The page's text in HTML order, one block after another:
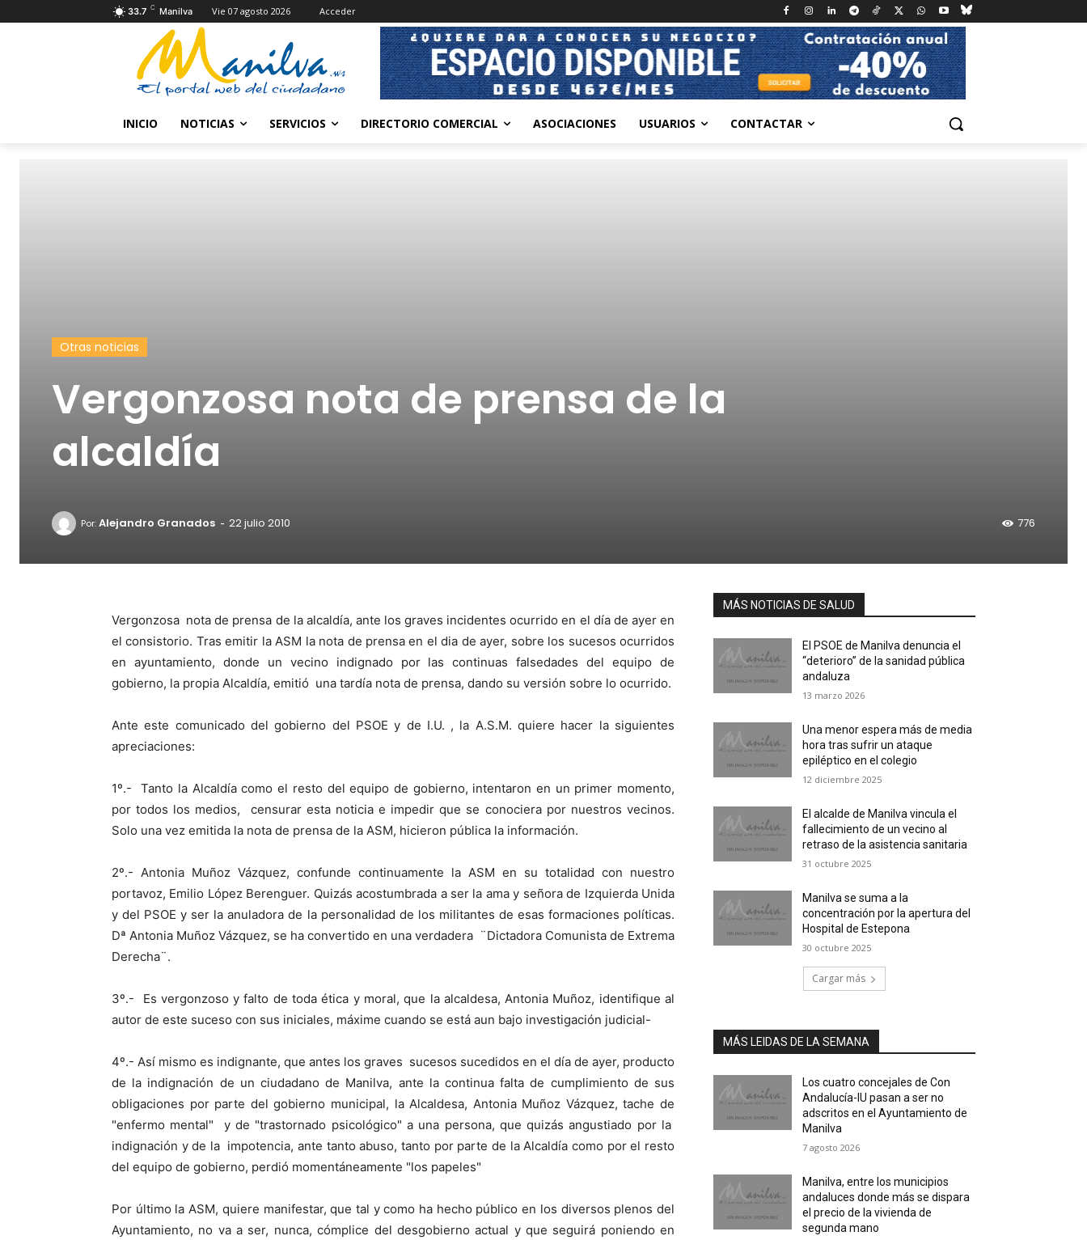
33.7 C Manilva Vie 07 agosto 2026 Acceder
INICIO NOTICIAS SERVICIOS DIRECTORIO COMERCIAL ASOCIACIONES USUARIOS CONTACTAR
Otras noticias
Vergonzosa nota de prensa de la
alcaldía
Por:Alejandro Granados - 22 julio 2010 776
Vergonzosa nota de prensa de la alcaldía, ante los graves incidentes ocurrido en el día de ayer en
el consistorio. Tras emitir la ASM la nota de prensa en el dia de ayer, sobre los sucesos ocurridos
en ayuntamiento, donde un vecino indignado por las continuas falsedades del equipo de
gobierno, la propia Alcaldía, emitió una tardía nota de prensa, dando su versión sobre lo ocurrido.
Ante este comunicado del gobierno del PSOE y de I.U. , la A.S.M. quiere hacer la siguientes
apreciaciones:
1º.- Tanto la Alcaldía como el resto del equipo de gobierno, intentaron en un primer momento,
por todos los medios, censurar esta noticia e impedir que se conociera por nuestros vecinos.
Solo una vez emitida la nota de prensa de la ASM, hicieron pública la información.
2º.- Antonia Muñoz Vázquez, confunde continuamente la ASM en su totalidad con nuestro
portavoz, Emilio López Berenguer. Quizás acostumbrada a ser la ama y señora de Izquierda Unida
y del PSOE y ser la anuladora de la personalidad de los militantes de esas formaciones políticas.
Dª Antonia Muñoz Vázquez, se ha convertido en una verdadera ¨Dictadora Comunista de Extrema
Derecha¨.
3º.- Es vergonzoso y falto de toda ética y moral, que la alcaldesa, Antonia Muñoz, identifique al
autor de este suceso con sus iniciales, máxime cuando se está aun bajo investigación judicial-
4º.- Así mismo es indignante, que antes los graves sucesos sucedidos en el día de ayer, producto
de la indignación de un ciudadano de Manilva, ante la continua falta de cumplimiento de sus
obligaciones por parte del gobierno municipal, la Alcaldesa, Antonia Muñoz Vázquez, tache de
"enfermo mental" y de "trastornado psicológico" a una persona, que quizás angustiado por la
indignación y de la impotencia, ante tanto abuso, tanto por parte de la Alcaldía como por el resto
del equipo de gobierno, perdió momentáneamente "los papeles"
Por último la ASM, quiere manifestar, que tal y como ha hecho público en los diversos plenos del
Ayuntamiento, no va a ser, nunca, cómplice del desgobierno actual y que seguirá poniendo en
MÁS NOTICIAS DE SALUD
El PSOE de Manilva denuncia el
“deterioro” de la sanidad pública
andaluza
13 marzo 2026
Una menor espera más de media
hora tras sufrir un ataque
epiléptico en el colegio
12 diciembre 2025
El alcalde de Manilva vincula el
fallecimiento de un vecino al
retraso de la asistencia sanitaria
31 octubre 2025
Manilva se suma a la
concentración por la apertura del
Hospital de Estepona
30 octubre 2025
Cargar más
MÁS LEIDAS DE LA SEMANA
Los cuatro concejales de Con
Andalucía-IU pasan a ser no
adscritos en el Ayuntamiento de
Manilva
7 agosto 2026
Manilva, entre los municipios
andaluces donde más se dispara
el precio de la vivienda de
segunda mano